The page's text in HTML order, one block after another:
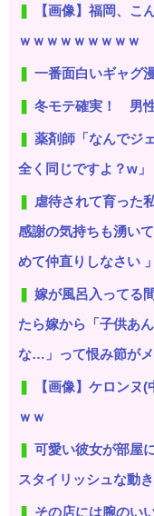
【画像】福岡、こ
ｗｗｗｗｗｗｗｗｗ
一番面白いギャグ
冬モテ確実！ 男
薬剤師「なんでジ
全く同じですよ？w」
虐待されて育った
感謝の気持ちも湧い
めて仲直りしなさい
嫁が風呂入ってる
たら嫁から「子供あ
な…」って恨み節が
【画像】ケロンヌ
ｗｗ
可愛い彼女が部屋
スタイリッシュな動
その店には腕のい